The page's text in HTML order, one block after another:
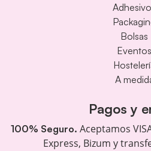
Bolsas
Eventos
A
Pagos y
100% Seguro. Aceptamos
Express, Bizum y